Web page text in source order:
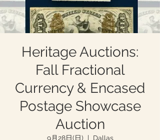
Heritage Auctions:
Fall Fractional
Currency & Encased
Postage Showcase
Auction
9月28日(日)
  |
Dallas